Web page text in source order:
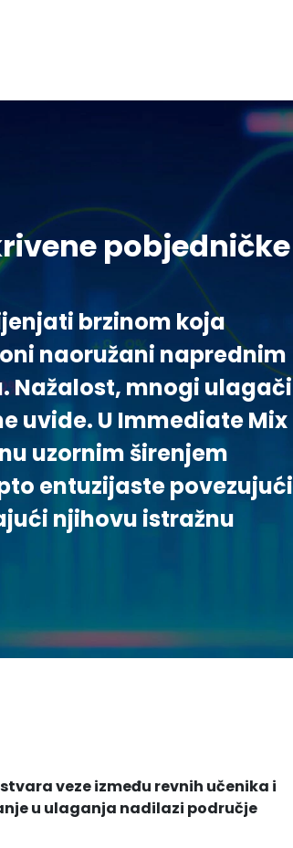
pobjedničke
brzinom koja
naoružani naprednim
mnogi ulagači
uvide. U Immediate Mix
uzornim širenjem
entuzijaste povezujući
njihovu istražnu
veze između revnih učenika i
u ulaganja nadilazi područje